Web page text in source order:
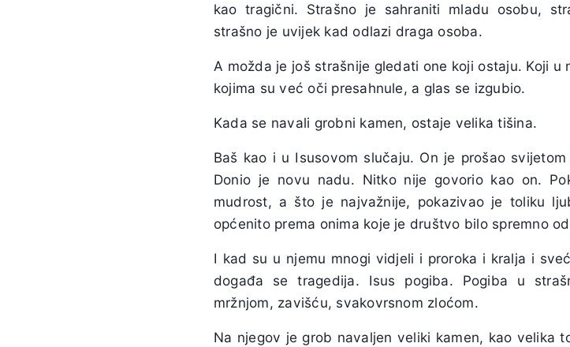
kao tragični. Strašno je sahraniti mladu osobu,
strašno je uvijek kad odlazi draga osoba.
A možda je još strašnije gledati one koji ostaju. Koji
kojima su već oči presahnule, a glas se izgubio.
Kada se navali grobni kamen, ostaje velika tišina.
Baš kao i u Isusovom slučaju. On je prošao
Donio je novu nadu. Nitko nije govorio kao on.
mudrost, a što je najvažnije, pokazivao je toliku
općenito prema onima koje je društvo bilo spremno
I kad su u njemu mnogi vidjeli i proroka i kralja i
događa se tragedija. Isus pogiba. Pogiba u
mržnjom, zavišću, svakovrsnom zloćom.
Na njegov je grob navaljen veliki kamen, kao velika